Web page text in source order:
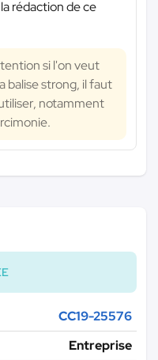
rédaction de ce
si l'on veut
balise strong, il faut
notamment
CC19-25576
Entreprise